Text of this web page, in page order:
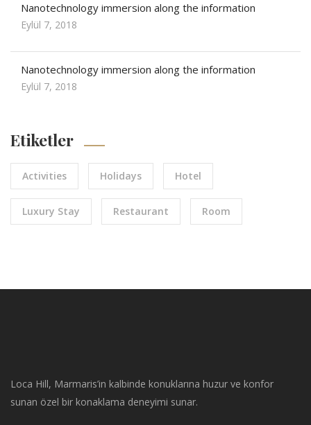
Nanotechnology immersion along the information
Eylül 7, 2018
Nanotechnology immersion along the information
Eylül 7, 2018
Etiketler
Activities Holidays Hotel
Luxury Stay Restaurant Room
Loca Hill, Marmaris’in kalbinde konuklarına huzur ve konfor
sunan özel bir konaklama deneyimi sunar.